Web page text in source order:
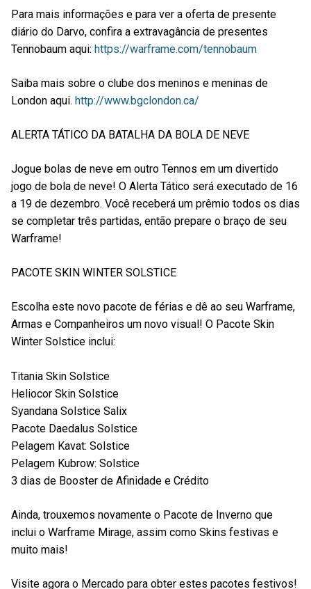
Para mais informações e para ver a oferta de presente
diário do Darvo, confira a extravagância de presentes
Tennobaum aqui: https://warframe.com/tennobaum
Saiba mais sobre o clube dos meninos e meninas de
London aqui. http://www.bgclondon.ca/
ALERTA TÁTICO DA BATALHA DA BOLA DE NEVE
Jogue bolas de neve em outro Tennos em um divertido
jogo de bola de neve! O Alerta Tático será executado de 16
a 19 de dezembro. Você receberá um prêmio todos os dias
se completar três partidas, então prepare o braço de seu
Warframe!
PACOTE SKIN WINTER SOLSTICE
Escolha este novo pacote de férias e dê ao seu Warframe,
Armas e Companheiros um novo visual! O Pacote Skin
Winter Solstice inclui:
Titania Skin Solstice
Heliocor Skin Solstice
Syandana Solstice Salix
Pacote Daedalus Solstice
Pelagem Kavat: Solstice
Pelagem Kubrow: Solstice
3 dias de Booster de Afinidade e Crédito
Ainda, trouxemos novamente o Pacote de Inverno que
inclui o Warframe Mirage, assim como Skins festivas e
muito mais!
Visite agora o Mercado para obter estes pacotes festivos!